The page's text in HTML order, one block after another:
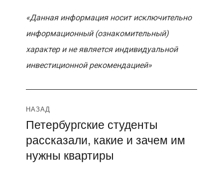
«Данная информация носит исключительно
информационный (ознакомительный)
характер и не является индивидуальной
инвестиционной рекомендацией»
Навигация
по
записям
НАЗАД
Предыдущая
запись:
Петербургские студенты
рассказали, какие и зачем им
нужны квартиры